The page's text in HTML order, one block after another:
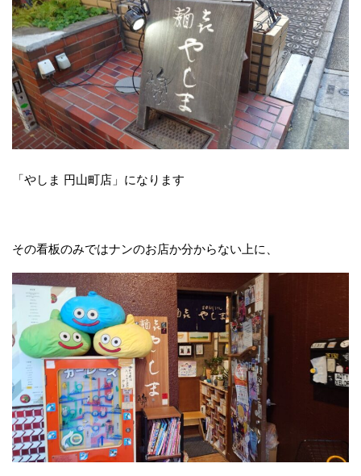
「やしま 円山町店」になります
その看板のみではナンのお店か分からない上に、